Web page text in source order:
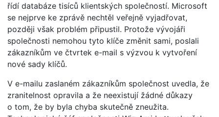
řídí databáze tisíců klientských společností. Microsoft
se nejprve ke zprávě nechtěl veřejně vyjadřovat,
později však problém připustil. Protože vývojáři
společnosti nemohou tyto klíče změnit sami, poslali
zákazníkům ve čtvrtek e-mail s výzvou k vytvoření
nové sady klíčů.
V e-mailu zaslaném zákazníkům společnost uvedla, že
zranitelnost opravila a že neexistují žádné důkazy
o tom, že by byla chyba skutečně zneužita.